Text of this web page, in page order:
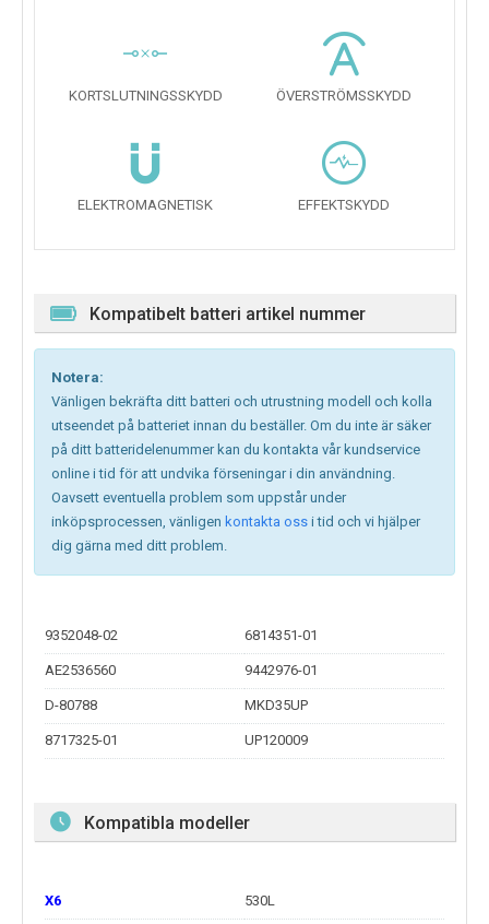
KORTSLUTNINGSSKYDD ÖVERSTRÖMSSKYDD
ELEKTROMAGNETISK EFFEKTSKYDD
Kompatibelt batteri artikel nummer
Notera:
Vänligen bekräfta ditt batteri och utrustning modell och kolla
utseendet på batteriet innan du beställer. Om du inte är säker
på ditt batteridelenummer kan du kontakta vår kundservice
online i tid för att undvika förseningar i din användning.
Oavsett eventuella problem som uppstår under
inköpsprocessen, vänligen kontakta oss i tid och vi hjälper
dig gärna med ditt problem.
9352048-02 6814351-01
AE2536560 9442976-01
D-80788 MKD35UP
8717325-01 UP120009
Kompatibla modeller
X6 530L